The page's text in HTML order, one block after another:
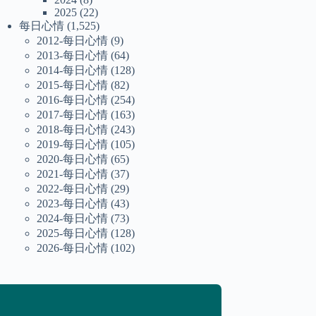
2025 (22)
每日心情 (1,525)
2012-每日心情 (9)
2013-每日心情 (64)
2014-每日心情 (128)
2015-每日心情 (82)
2016-每日心情 (254)
2017-每日心情 (163)
2018-每日心情 (243)
2019-每日心情 (105)
2020-每日心情 (65)
2021-每日心情 (37)
2022-每日心情 (29)
2023-每日心情 (43)
2024-每日心情 (73)
2025-每日心情 (128)
2026-每日心情 (102)